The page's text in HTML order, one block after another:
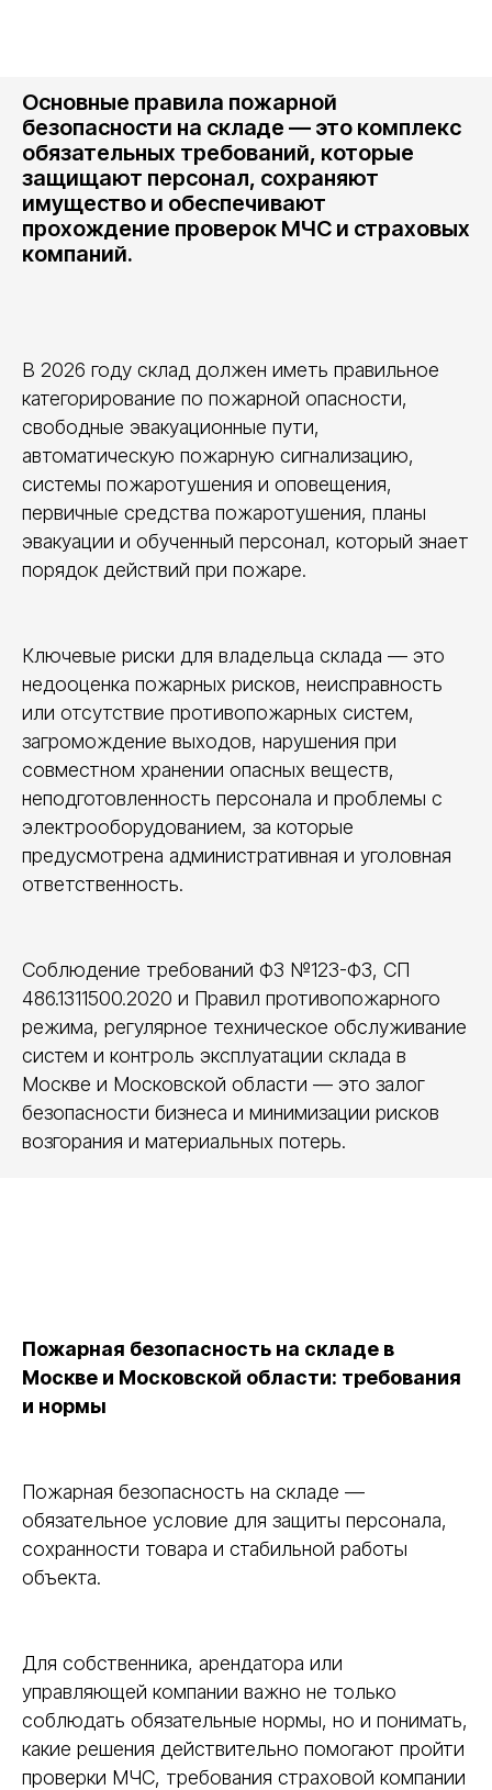
Основные правила пожарной
безопасности на складе — это комплекс
обязательных требований, которые
защищают персонал, сохраняют
имущество и обеспечивают
прохождение проверок МЧС и страховых
компаний.
В 2026 году склад должен иметь правильное
категорирование по пожарной опасности,
свободные эвакуационные пути,
автоматическую пожарную сигнализацию,
системы пожаротушения и оповещения,
первичные средства пожаротушения, планы
эвакуации и обученный персонал, который знает
порядок действий при пожаре.
Ключевые риски для владельца склада — это
недооценка пожарных рисков, неисправность
или отсутствие противопожарных систем,
загромождение выходов, нарушения при
совместном хранении опасных веществ,
неподготовленность персонала и проблемы с
электрооборудованием, за которые
предусмотрена административная и уголовная
ответственность.
Соблюдение требований ФЗ №123-ФЗ, СП
486.1311500.2020 и Правил противопожарного
режима, регулярное техническое обслуживание
систем и контроль эксплуатации склада в
Москве и Московской области — это залог
безопасности бизнеса и минимизации рисков
возгорания и материальных потерь.
Пожарная безопасность на складе в
Москве и Московской области: требования
и нормы
Пожарная безопасность на складе —
обязательное условие для защиты персонала,
сохранности товара и стабильной работы
объекта.
Для собственника, арендатора или
управляющей компании важно не только
соблюдать обязательные нормы, но и понимать,
какие решения действительно помогают пройти
проверки МЧС, требования страховой компании